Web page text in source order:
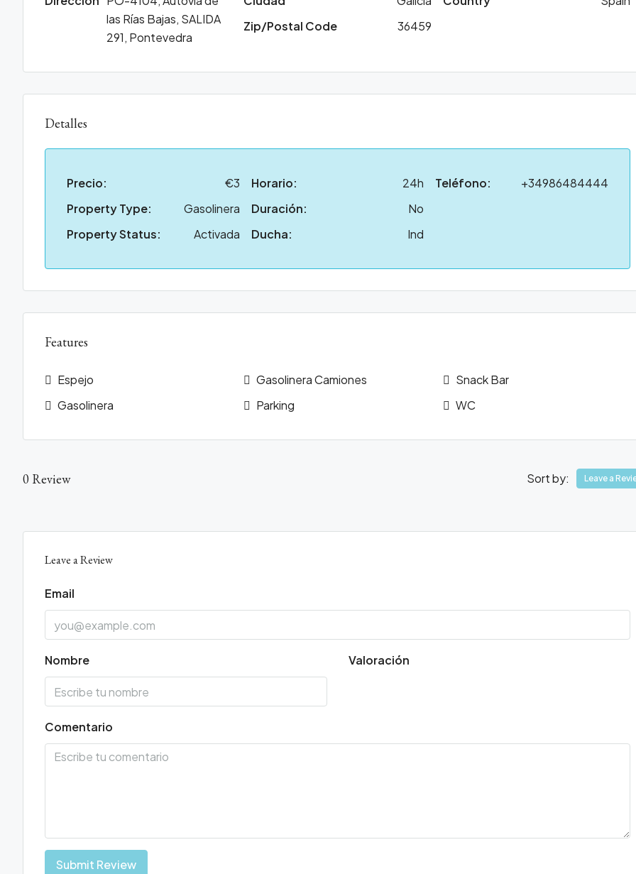
las Rías Bajas, SALIDA
291, Pontevedra
Zip/Postal Code
36459
Detalles
Precio:
€3
Property Type:
Gasolinera
Property Status:
Activada
Horario:
24h
Duración:
No
Ducha:
Ind
Teléfono: +34986484444
Features
Espejo
Gasolinera
Gasolinera Camiones
Parking
Snack Bar
WC
0 Review Sort by: Leave a
Leave a Review
Email
Nombre Valoración
Comentario
Submit Review